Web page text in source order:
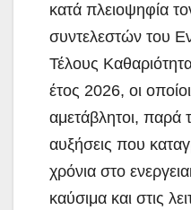
κατά πλειοψηφία
συντελεστών του
Τέλους
έτος 2026, οι
αμετάβλητοι, παρά
αυξήσεις που
χρόνια στο
καύσιμα και στις